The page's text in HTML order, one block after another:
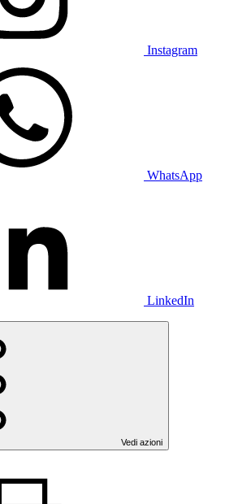
Instagram
WhatsApp
LinkedIn
Vedi azioni